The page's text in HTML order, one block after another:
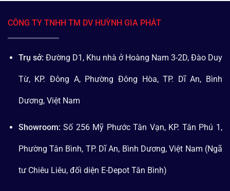
CÔNG TY TNHH TM DV HUỲNH GIA PHÁT
Trụ sở: Đường D1, Khu nhà ở Hoàng Nam 3-2D, Đào Duy
Từ, KP. Đông A, Phường Đông Hòa, TP. Dĩ An, Bình
Dương, Việt Nam
Showroom: Số 256 Mỹ Phước Tân Vạn, KP. Tân Phú 1,
Phường Tân Bình, TP. Dĩ An, Bình Dương, Việt Nam (Ngã
tư Chiêu Liêu, đối diện E-Depot Tân Bình)